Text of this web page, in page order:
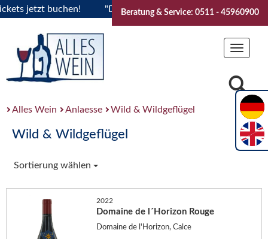
jetzt buchen! "Das Sommerfest 2026" Vive la
Beratung & Service: 0511 - 45960900
Toggle
Alles Wein Anlaesse Wild & Wildgeflügel
Wild & Wildgeflügel
Sortierung wählen
2022
Domaine de l´Horizon Rouge
Domaine de l'Horizon, Calce